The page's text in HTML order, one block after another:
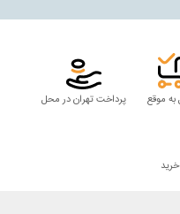
موقع پرداخت تهران در محل